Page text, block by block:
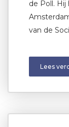
de Poll.
van de
Lees